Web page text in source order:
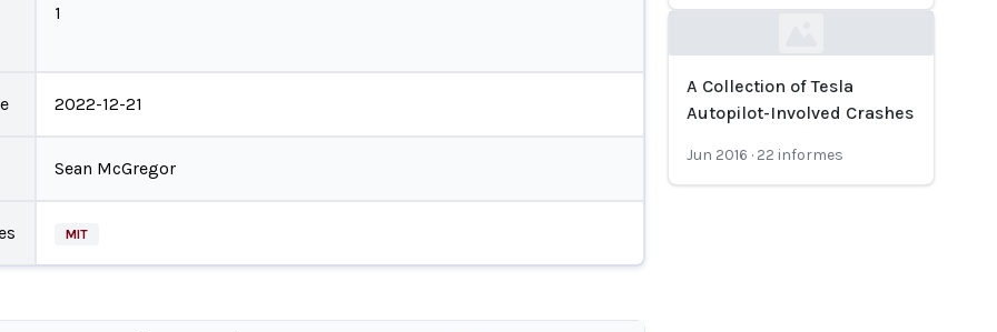
1
2022-12-21
Sean McGregor
MIT
A Collection of Tesla
Autopilot-Involved Crashes
Jun 2016 · 22 informes